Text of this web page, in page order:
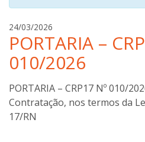
24/03/2026
n
a
b
t
t
PORTARIA –
010/2026
PORTARIA – CRP17 Nº 010/
Contratação, nos termos da
17/RN